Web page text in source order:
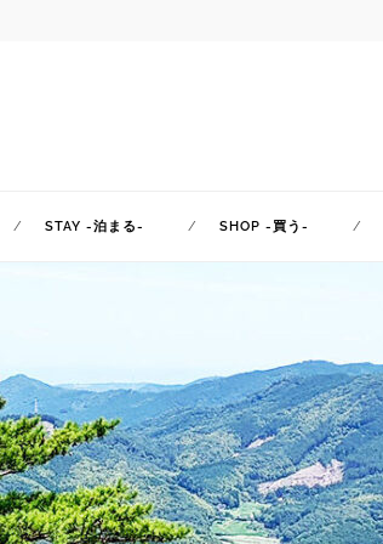
STAY -泊まる- SHOP -買う-